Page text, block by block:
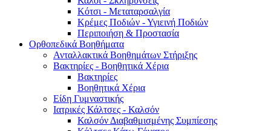
Κότσι - Μεταταρσαλγία
Κρέμες Ποδιών - Υγιεινή Ποδιών
Περιποιήση & Προστασία
Ορθοπεδικά Βοηθήματα
Ανταλλακτικά Βοηθημάτων Στήριξης
Βακτηρίες - Βοηθητικά Χέρια
Βακτηρίες
Βοηθητικά Χέρια
Είδη Γυμναστικής
Ιατρικές Κάλτσες - Καλσόν
Καλσόν Διαβαθμισμένης Συμπίεσης